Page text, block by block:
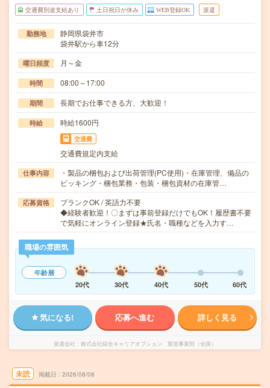
交通費別途支給あり 土日祝日が休み WEB登録OK 派遣
勤務地
静岡県袋井市
袋井駅から車12分
曜日頻度 月～金
時間 08:00～17:00
期間 長期でお仕事できる方、大歓迎！
時給 時給1600円
交通費
交通費規定内支給
仕事内容
・製品の梱包および出荷管理(PC使用)・在庫管理、備品の
ピッキング・梱包業務・包装・梱包資材の在庫管…
応募資格
ブランクOK / 英語力不要
◆経験者歓迎！〇まずは事前登録だけでもOK！履歴書不要
で気軽にオンライン登録★氏名・職種などを入力す…
職場の雰囲気
年齢層
20代
30代 40代 50代 60代
気になる! 応募へ進む 詳しく見る
派遣会社 株式会社綜合キャリアオプション 製造事業部（全国）
未読 掲載日 2026/08/08